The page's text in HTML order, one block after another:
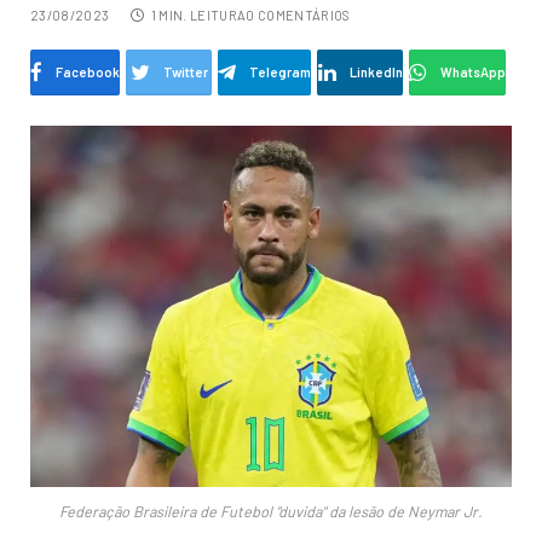
23/08/2023 1 MIN. LEITURA0 COMENTÁRIOS
Facebook Twitter Telegram LinkedIn WhatsApp
Federação Brasileira de Futebol "duvida" da lesão de Neymar Jr.